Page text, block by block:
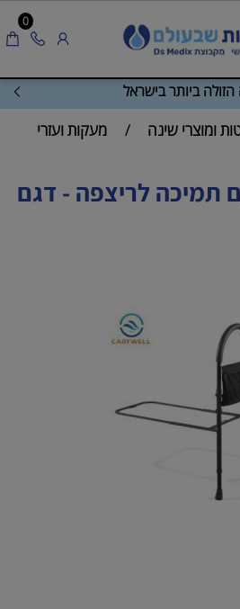
ביותר בישראל
0
ומוצרי שינה /
מעקות ועזרי
תמיכה לריצפה - דגם